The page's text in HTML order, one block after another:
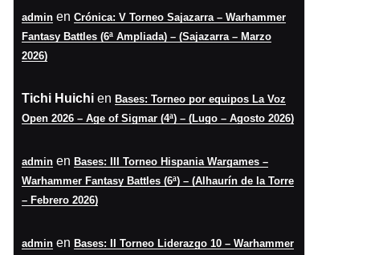
admin en Crónica: V Torneo Sajazarra – Warhammer
Fantasy Battles (6ª Ampliada) – (Sajazarra – Marzo
2026)
Tichi Huichi en Bases: Torneo por equipos La Voz
Open 2026 – Age of Sigmar (4ª) – (Lugo – Agosto 2026)
admin en Bases: III Torneo Hispania Wargames –
Warhammer Fantasy Battles (6ª) – (Alhaurín de la Torre
– Febrero 2026)
admin en Bases: II Torneo Liderazgo 10 – Warhammer